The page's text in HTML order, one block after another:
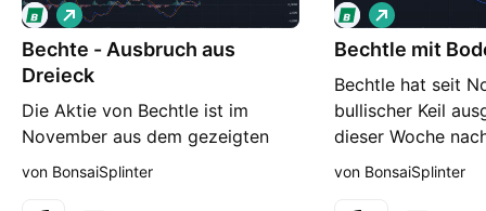
Bechte - Ausbruch aus
Dreieck
Die Aktie von Bechtle ist im
November aus dem gezeigten
Dreieck ausgebrochen. Auch die
L
o
n
g
von BonsaiSplinter
Bechtle mit
Bechtle hat seit
bullischer Keil
dieser Woche
verlassen wurde.
L
o
n
von BonsaiSplinter